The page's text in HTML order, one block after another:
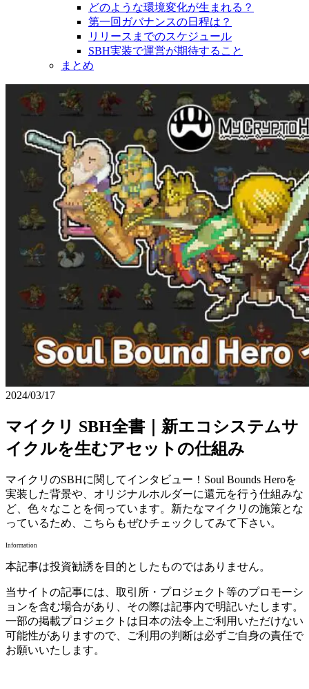
どのような環境変化が生まれる？
第一回ガバナンスの日程は？
リリースまでのスケジュール
SBH実装で運営が期待すること
まとめ
2024/03/17
マイクリ SBH全書｜新エコシステムサ
イクルを生むアセットの仕組み
マイクリのSBHに関してインタビュー！Soul Bounds Heroを
実装した背景や、オリジナルホルダーに還元を行う仕組みな
ど、色々なことを伺っています。新たなマイクリの施策とな
っているため、こちらもぜひチェックしてみて下さい。
Information
本記事は投資勧誘を目的としたものではありません。
当サイトの記事には、取引所・プロジェクト等のプロモーシ
ョンを含む場合があり、その際は記事内で明記いたします。
一部の掲載プロジェクトは日本の法令上ご利用いただけない
可能性がありますので、ご利用の判断は必ずご自身の責任で
お願いいたします。